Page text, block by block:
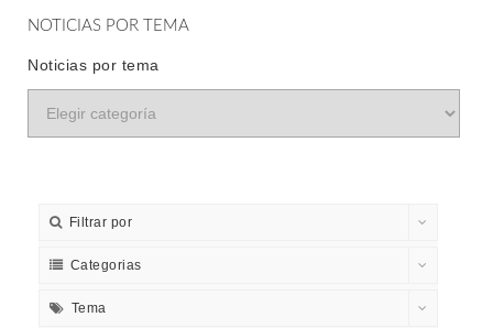
NOTICIAS POR TEMA
Noticias por tema
Filtrar por
Categorias
Tema